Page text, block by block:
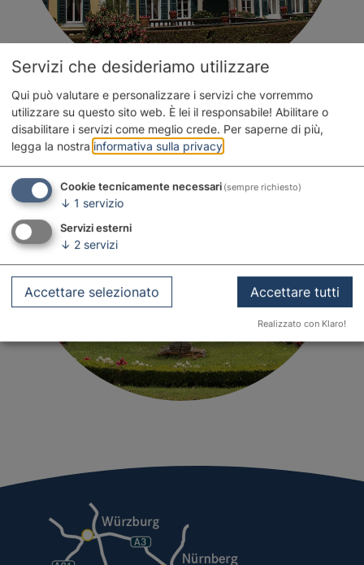
Servizi che desideriamo utilizzare
Qui può valutare e personalizzare i servizi che vorremmo
utilizzare su questo sito web. È lei il responsabile! Abilitare o
disabilitare i servizi come meglio crede. Per saperne di più,
legga la nostra informativa sulla privacy
Cookie tecnicamente necessari (sempre richiesto)
↓ 1 servizio
Servizi esterni
↓ 2 servizi
Accettare selezionato Accettare tutti
Realizzato con Klaro!